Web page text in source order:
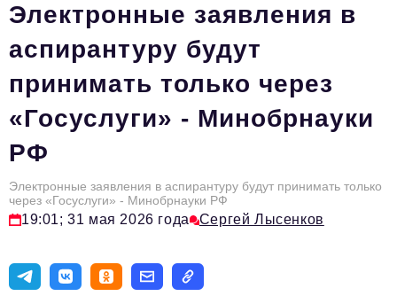
HR
Персона номера
Юридический практикум
Стиль жизни
Туризм
Импортозамещение
ОПК
Авторские материалы
Электронные заявления в
аспирантуру будут
принимать только через
«Госуслуги» - Минобрнауки
РФ
Электронные заявления в аспирантуру будут принимать только
через «Госуслуги» - Минобрнауки РФ
19:01; 31 мая 2026 года Сергей Лысенков